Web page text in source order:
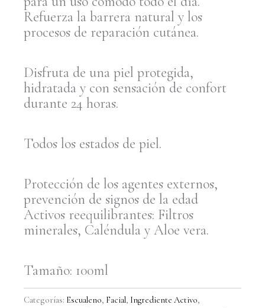
Refuerza la barrera natural y los
procesos de reparación cutánea.
Disfruta de una piel protegida,
hidratada y con sensación de confort
durante 24 horas.
Todos los estados de piel.
Protección de los agentes externos,
prevención de signos de la edad
Activos reequilibrantes: Filtros
minerales, Caléndula y Aloe vera.
Tamaño: 100ml
Categorías: Escualeno, Facial, Ingrediente Activo,